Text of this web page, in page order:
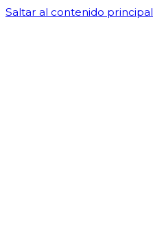
Saltar al contenido principal